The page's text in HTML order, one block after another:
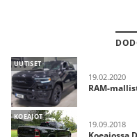
UUTISET
19.02.2020
RAM-
KOEAJOT
19.09.2018